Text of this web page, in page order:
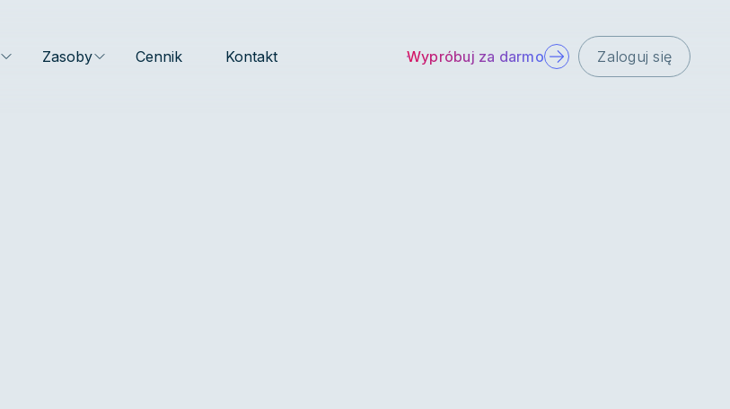
Zasoby Cennik Kontakt Wypróbuj za darmo Zaloguj się